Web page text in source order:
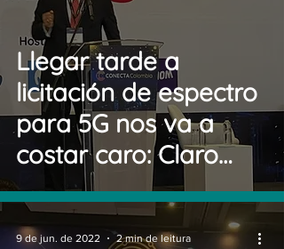
Llegar tarde a
licitación de espectro
para 5G nos va a
costar caro: Claro
Colombia
9 de jun. de 2022 2 min de leitura